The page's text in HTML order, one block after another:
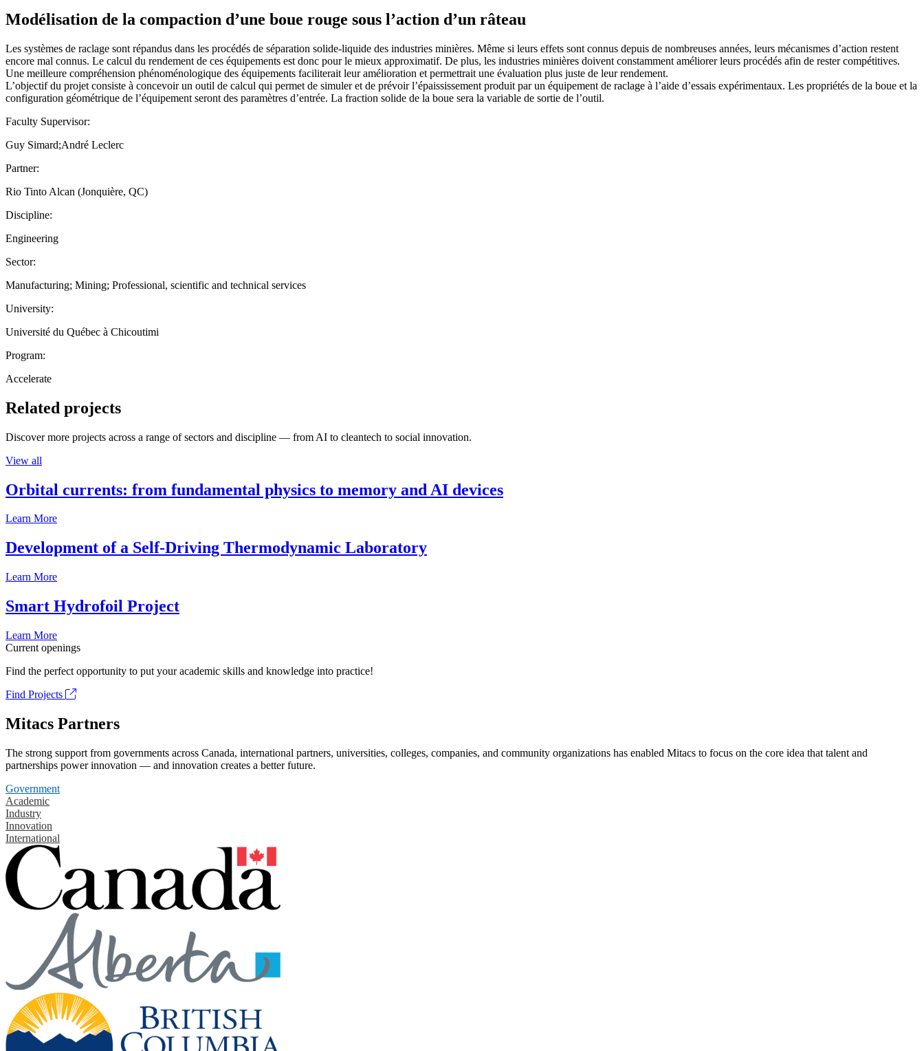
Modélisation de la compaction d’une boue rouge sous l’action d’un râteau
Les systèmes de raclage sont répandus dans les procédés de séparation solide-liquide des industries minières. Même si leurs effets sont connus depuis de nombreuses années, leurs mécanismes d’action restent
encore mal connus. Le calcul du rendement de ces équipements est donc pour le mieux approximatif. De plus, les industries minières doivent constamment améliorer leurs procédés afin de rester compétitives.
Une meilleure compréhension phénoménologique des équipements faciliterait leur amélioration et permettrait une évaluation plus juste de leur rendement.
L’objectif du projet consiste à concevoir un outil de calcul qui permet de simuler et de prévoir l’épaississement produit par un équipement de raclage à l’aide d’essais expérimentaux. Les propriétés de la boue et la
configuration géométrique de l’équipement seront des paramètres d’entrée. La fraction solide de la boue sera la variable de sortie de l’outil.
Faculty Supervisor:
Guy Simard;André Leclerc
Partner:
Rio Tinto Alcan (Jonquière, QC)
Discipline:
Engineering
Sector:
Manufacturing; Mining; Professional, scientific and technical services
University:
Université du Québec à Chicoutimi
Program:
Accelerate
Related projects
Discover more projects across a range of sectors and discipline — from AI to cleantech to social innovation.
View all
Orbital currents: from fundamental physics to memory and AI devices
Learn More
Development of a Self-Driving Thermodynamic Laboratory
Learn More
Smart Hydrofoil Project
Learn More
Current openings
Find the perfect opportunity to put your academic skills and knowledge into practice!
Find Projects
Mitacs Partners
The strong support from governments across Canada, international partners, universities, colleges, companies, and community organizations has enabled Mitacs to focus on the core idea that talent and
partnerships power innovation — and innovation creates a better future.
Government
Academic
Industry
Innovation
International